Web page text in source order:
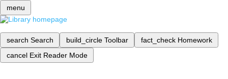
menu
search Search build_circle Toolbar fact_check Homework
cancel Exit Reader Mode